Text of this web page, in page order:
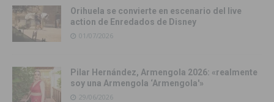
Orihuela se convierte en escenario del live
action de Enredados de Disney
01/07/2026
Pilar Hernández, Armengola 2026: «realmente
soy una Armengola ‘Armengola'»
29/06/2026